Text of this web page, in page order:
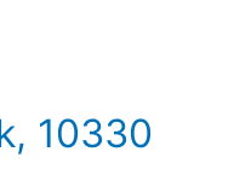
10330